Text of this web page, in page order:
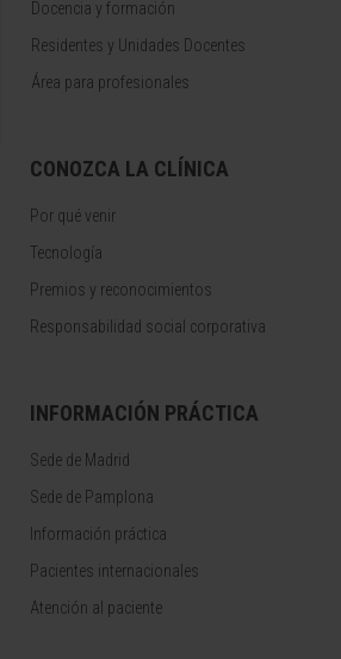
Docencia y formación
Residentes y Unidades Docentes
Área para profesionales
CONOZCA LA CLÍNICA
Por qué venir
Tecnología
Premios y reconocimientos
Responsabilidad social corporativa
INFORMACIÓN PRÁCTICA
Sede de Madrid
Sede de Pamplona
Información práctica
Pacientes internacionales
Atención al paciente